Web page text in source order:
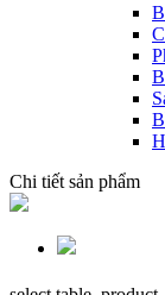
Chi tiết sản phẩm